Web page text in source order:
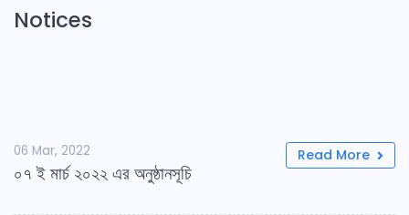
Notices
06 Mar, 2022
০৭ ই মার্চ ২০২২ এর অনুষ্ঠানসূচি
Read More